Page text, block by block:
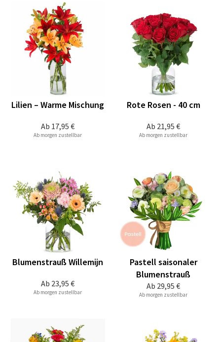
Ab 17,95 €
Lilien – Warme Mischung
Ab morgen zustellbar
Ab 21,95 €
Rote Rosen - 40 cm
Ab morgen zustellbar
Ab 23,95 €
Blumenstrauß Willemijn
Ab morgen zustellbar
Ab 29,95 €
Pastell saisonaler
Blumenstrauß
Ab morgen zustellbar